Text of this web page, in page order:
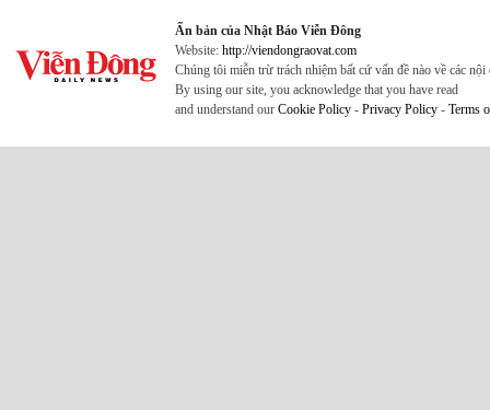
Ấn bản của Nhật Báo Viễn Đông
Website: http://viendongraovat.com
Chúng tôi miễn trừ trách nhiệm bất cứ vấn đề nào về các
By using our site, you acknowledge that you have read
and understand our Cookie Policy - Privacy Policy - Terms